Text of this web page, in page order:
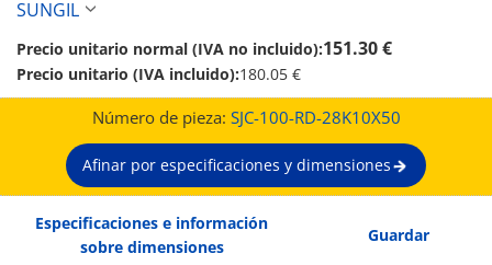
SUNGIL
Precio unitario normal (IVA no incluido):151.30 €
Precio unitario (IVA incluido):180.05 €
Número de pieza: SJC-100-RD-28K10X50
Afinar por especificaciones y dimensiones
Especificaciones e información
sobre dimensiones
Guardar